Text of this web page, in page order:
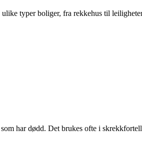
typer boliger, fra rekkehus til
har dødd. Det brukes ofte i